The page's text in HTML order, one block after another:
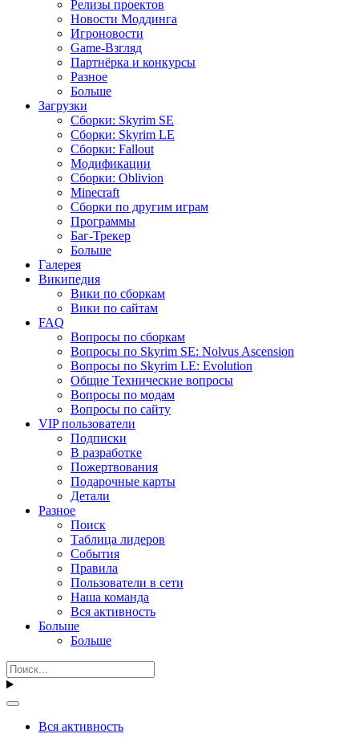
Релизы проектов
Новости Моддинга
Игроновости
Game-Взгляд
Партнёрка и конкурсы
Разное
Больше
Загрузки
Сборки: Skyrim SE
Сборки: Skyrim LE
Сборки: Fallout
Модификации
Сборки: Oblivion
Minecraft
Сборки по другим играм
Программы
Баг-Трекер
Больше
Галерея
Википедия
Вики по сборкам
Вики по сайтам
FAQ
Вопросы по сборкам
Вопросы по Skyrim SE: Nolvus Ascension
Вопросы по Skyrim LE: Evolution
Общие Технические вопросы
Вопросы по модам
Вопросы по сайту
VIP пользователи
Подписки
В разработке
Пожертвования
Подарочные карты
Детали
Разное
Поиск
Таблица лидеров
События
Правила
Пользователи в сети
Наша команда
Вся активность
Больше
Больше
Вся активность